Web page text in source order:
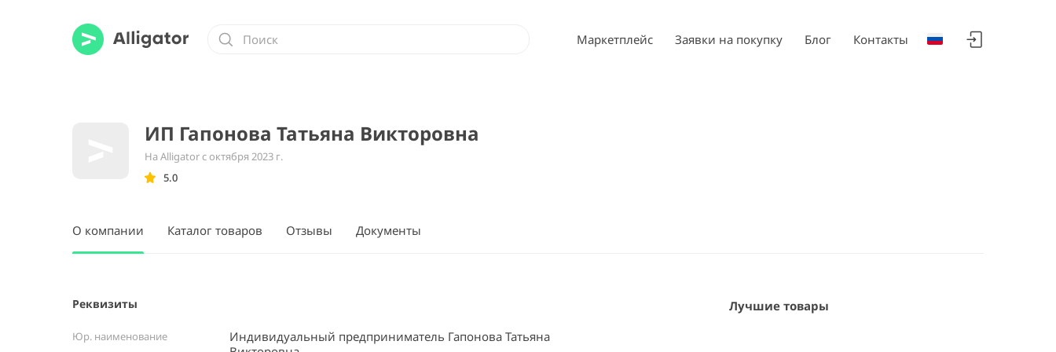
Маркетплейс Заявки на покупку Блог Контакты
ИП Гапонова Татьяна Викторовна
На Alligator с октября 2023 г.
5.0
О компании Каталог товаров Отзывы Документы
Реквизиты
Юр. наименование
Индивидуальный предприниматель Гапонова Татьяна
Лучшие товары